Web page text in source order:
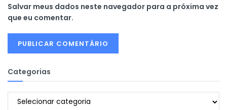
Salvar meus dados neste navegador para a próxima vez
que eu comentar.
Categorias
Categorias